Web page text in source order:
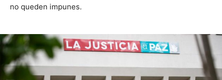
no queden impunes.